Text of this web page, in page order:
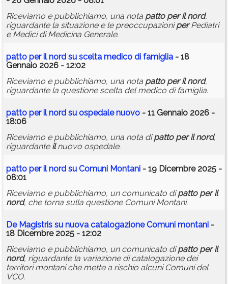
Riceviamo e pubblichiamo, una nota patto per il nord,
riguardante la situazione e le preoccupazioniperPediatri
e Medici di Medicina Generale.
patto per il nord su scelta medico di famiglia - 18
Gennaio 2026 - 12:02
Riceviamo e pubblichiamo, una nota patto per il nord,
riguardante la questione scelta del medico di famiglia.
patto per il nord su ospedale nuovo - 11 Gennaio 2026 -
18:06
Riceviamo e pubblichiamo, una nota dipatto per il nord,
riguardante ilnuovo ospedale.
patto per il nord su Comuni Montani - 19 Dicembre 2025 -
08:01
Riceviamo e pubblichiamo, un comunicato dipatto per il
nord, che torna sulla questione Comuni Montani.
De Magistris su nuova catalogazione Comuni montani -
18 Dicembre 2025 - 12:02
Riceviamo e pubblichiamo, un comunicato dipatto per il
nord, riguardante la variazione di catalogazione dei
territori montani che mette a rischio alcuni Comuni del
VCO.